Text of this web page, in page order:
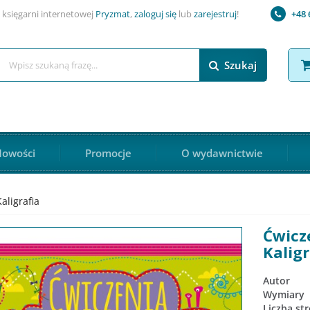
księgarni internetowej Pryzmat,zaloguj sięlub zarejestruj! +48
Szukaj
Promocje O wydawnictwie
Autor
Wymiary